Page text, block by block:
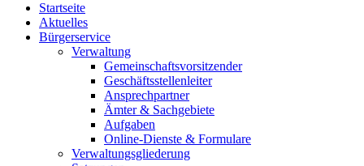
Startseite
Aktuelles
Bürgerservice
Verwaltung
Gemeinschaftsvorsitzender
Geschäftsstellenleiter
Ansprechpartner
Ämter & Sachgebiete
Aufgaben
Online-Dienste & Formulare
Verwaltungsgliederung